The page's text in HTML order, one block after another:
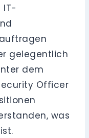
IT-
gelegentlich
dem
Officer
was